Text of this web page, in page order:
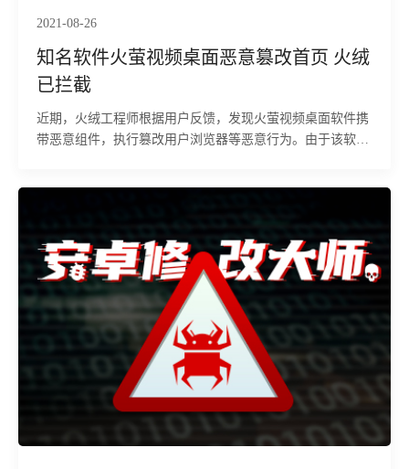
2021-08-26
知名软件火萤视频桌面恶意篡改首页 火绒
已拦截
近期，火绒工程师根据用户反馈，发现火萤视频桌面软件携
带恶意组件，执行篡改用户浏览器等恶意行为。由于该软件